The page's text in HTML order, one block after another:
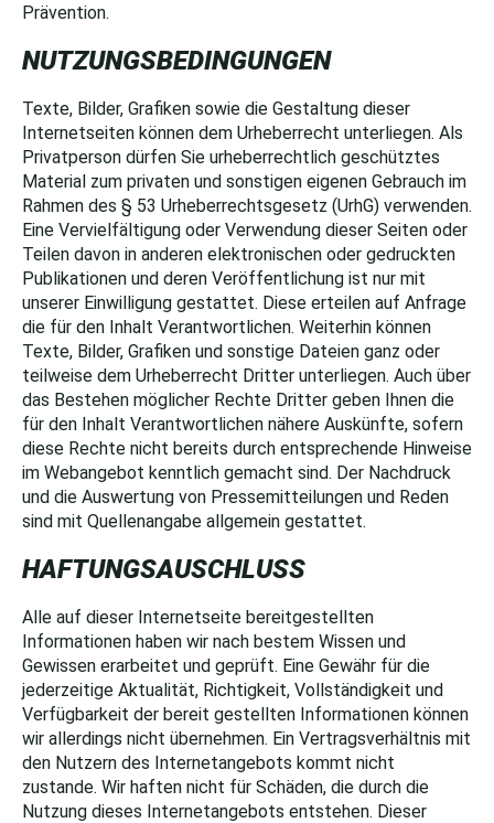
Prävention.
NUTZUNGSBEDINGUNGEN
Texte, Bilder, Grafiken sowie die Gestaltung dieser
Internetseiten können dem Urheberrecht unterliegen. Als
Privatperson dürfen Sie urheberrechtlich geschütztes
Material zum privaten und sonstigen eigenen Gebrauch im
Rahmen des § 53 Urheberrechtsgesetz (UrhG) verwenden.
Eine Vervielfältigung oder Verwendung dieser Seiten oder
Teilen davon in anderen elektronischen oder gedruckten
Publikationen und deren Veröffentlichung ist nur mit
unserer Einwilligung gestattet. Diese erteilen auf Anfrage
die für den Inhalt Verantwortlichen. Weiterhin können
Texte, Bilder, Grafiken und sonstige Dateien ganz oder
teilweise dem Urheberrecht Dritter unterliegen. Auch über
das Bestehen möglicher Rechte Dritter geben Ihnen die
für den Inhalt Verantwortlichen nähere Auskünfte, sofern
diese Rechte nicht bereits durch entsprechende Hinweise
im Webangebot kenntlich gemacht sind. Der Nachdruck
und die Auswertung von Pressemitteilungen und Reden
sind mit Quellenangabe allgemein gestattet.
HAFTUNGSAUSCHLUSS
Alle auf dieser Internetseite bereitgestellten
Informationen haben wir nach bestem Wissen und
Gewissen erarbeitet und geprüft. Eine Gewähr für die
jederzeitige Aktualität, Richtigkeit, Vollständigkeit und
Verfügbarkeit der bereit gestellten Informationen können
wir allerdings nicht übernehmen. Ein Vertragsverhältnis mit
den Nutzern des Internetangebots kommt nicht
zustande. Wir haften nicht für Schäden, die durch die
Nutzung dieses Internetangebots entstehen. Dieser